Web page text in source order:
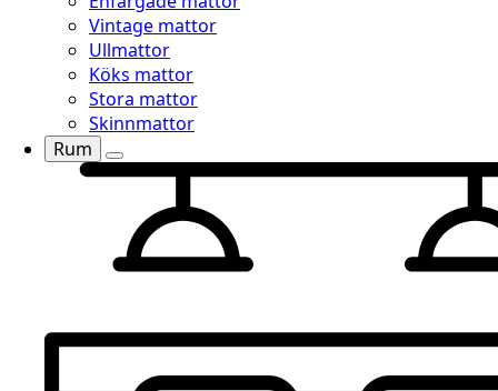
Vintage mattor
Ullmattor
Köks mattor
Stora mattor
Skinnmattor
Rum